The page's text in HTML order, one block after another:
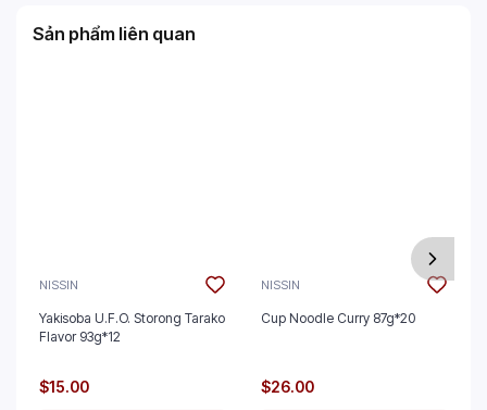
Sản phẩm liên quan
NISSIN
Yakisoba U.F.O. Storong Tarako
Flavor 93g*12
$15.00
NISSIN
Cup Noodle Curry 87g*20
$26.00